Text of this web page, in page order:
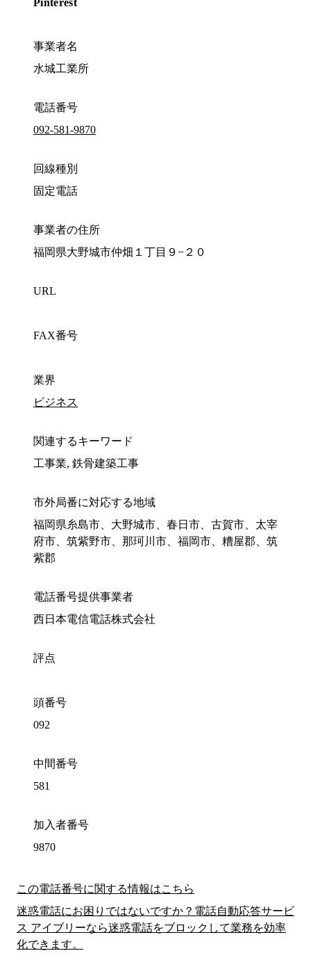
Pinterest
事業者名
水城工業所
電話番号
092-581-9870
回線種別
固定電話
事業者の住所
福岡県大野城市仲畑１丁目９−２０
URL
FAX番号
業界
ビジネス
関連するキーワード
工事業, 鉄骨建築工事
市外局番に対応する地域
福岡県糸島市、大野城市、春日市、古賀市、太宰
府市、筑紫野市、那珂川市、福岡市、糟屋郡、筑
紫郡
電話番号提供事業者
西日本電信電話株式会社
評点
頭番号
092
中間番号
581
加入者番号
9870
この電話番号に関する情報はこちら
迷惑電話にお困りではないですか？電話自動応答サービ
ス アイブリーなら迷惑電話をブロックして業務を効率
化できます。